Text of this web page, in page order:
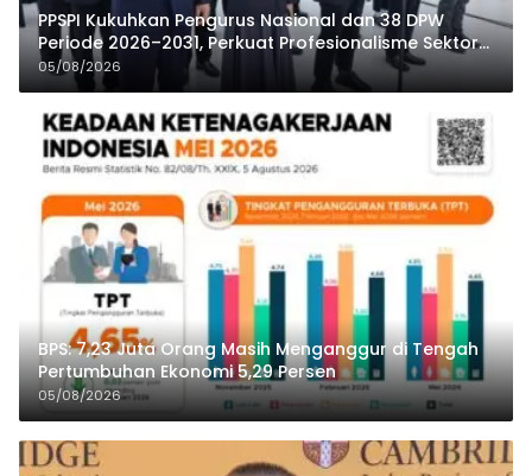
PPSPI Kukuhkan Pengurus Nasional dan 38 DPW
Periode 2026–2031, Perkuat Profesionalisme Sektor
Publik
05/08/2026
BPS: 7,23 Juta Orang Masih Menganggur di Tengah
Pertumbuhan Ekonomi 5,29 Persen
05/08/2026